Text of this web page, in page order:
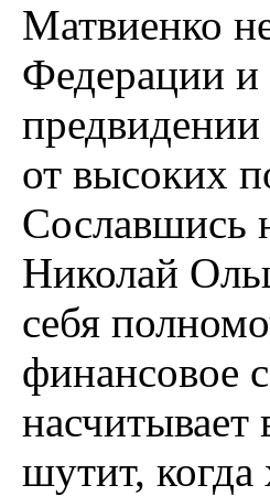
Матвиенко
Федерации и
предвидении
от высоких
Сославшись
Николай
себя
финансовое
шутит, когда